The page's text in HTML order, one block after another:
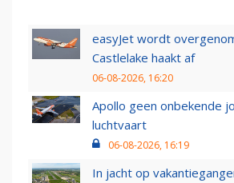
easyJet wordt
Castlelake haakt af
06-08-2026, 16:20
Apollo geen onbekende
luchtvaart
06-08-2026, 16:19
In jacht op